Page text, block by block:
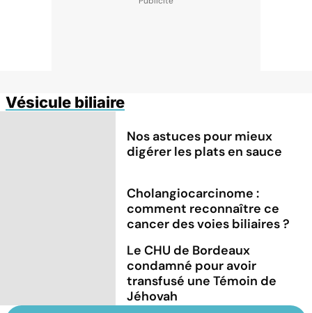
Vésicule biliaire
Nos astuces pour mieux
digérer les plats en sauce
Cholangiocarcinome :
comment reconnaître ce
cancer des voies biliaires ?
Le CHU de Bordeaux
condamné pour avoir
transfusé une Témoin de
Jéhovah